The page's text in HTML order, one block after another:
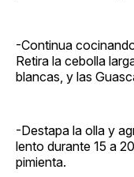
-Continua
Retira la cebolla
blancas, y las
-Destapa la olla y
lento durante 15 a
pimienta.